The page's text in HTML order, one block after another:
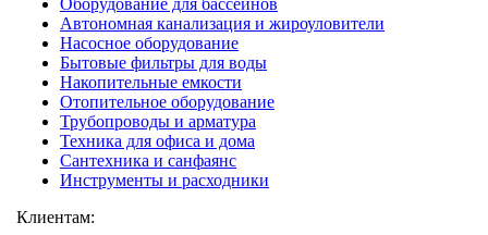
Автономная канализация и жироуловители
Насосное оборудование
Бытовые фильтры для воды
Накопительные емкости
Отопительное оборудование
Трубопроводы и арматура
Техника для офиса и дома
Сантехника и санфаянс
Инструменты и расходники
Клиентам: